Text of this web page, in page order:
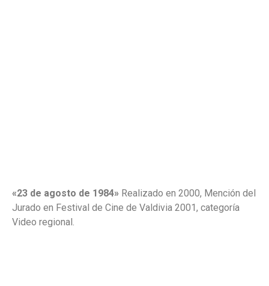
«23 de agosto de 1984» Realizado en 2000, Mención del
Jurado en Festival de Cine de Valdivia 2001, categoría
Video regional.